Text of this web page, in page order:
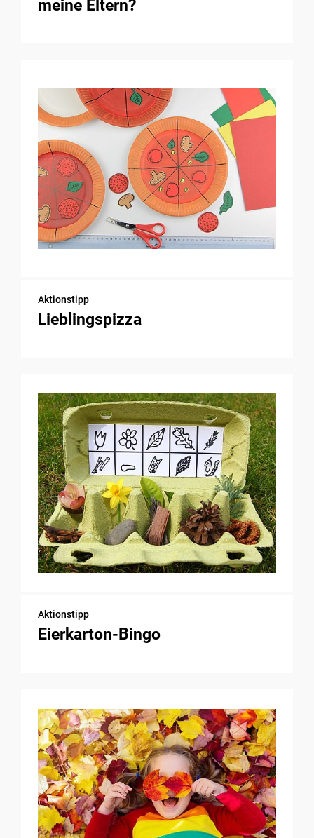
meine Eltern?
Aktionstipp
Lieblingspizza
Aktionstipp
Eierkarton-Bingo